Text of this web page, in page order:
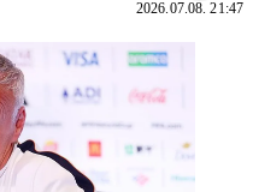
2026.07.08. 21:47